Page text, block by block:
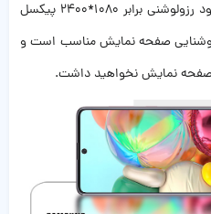
که با گوریلاگلس ۳ محافظت می‌شود رزولوشنی برابر 1080*2400 پیکسل
روشنایی صفحه نمایش مناسب است و
صفحه نمایش نخواهید داشت.